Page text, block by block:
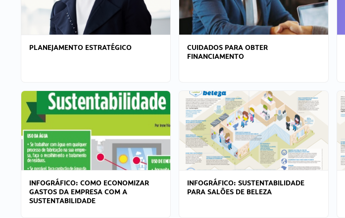
PLANEJAMENTO ESTRATÉGICO
CUIDADOS PARA OBTER
FINANCIAMENTO
INFOGRÁFICO: COMO ECONOMIZAR
GASTOS DA EMPRESA COM A
SUSTENTABILIDADE
INFOGRÁFICO: SUSTENTABILIDADE
PARA SALÕES DE BELEZA